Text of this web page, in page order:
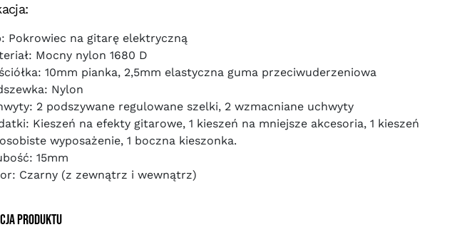
Pokrowiec na gitarę elektryczną
Mocny nylon 1680 D
10mm pianka, 2,5mm elastyczna guma przeciwuderzeniowa
Nylon
2 podszywane regulowane szelki, 2 wzmacniane uchwyty
Kieszeń na efekty gitarowe, 1 kieszeń na mniejsze akcesoria, 1 kieszeń
wyposażenie, 1 boczna kieszonka.
15mm
Czarny (z zewnątrz i wewnątrz)
produktu